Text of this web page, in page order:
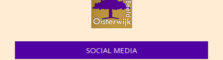
SOCIAL MEDIA